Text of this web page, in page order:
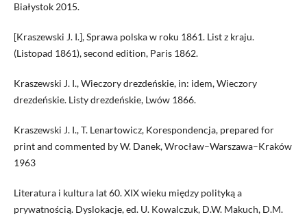
Białystok 2015.
[Kraszewski J. I.], Sprawa polska w roku 1861. List z kraju.
(Listopad 1861), second edition, Paris 1862.
Kraszewski J. I., Wieczory drezdeńskie, in: idem, Wieczory
drezdeńskie. Listy drezdeńskie, Lwów 1866.
Kraszewski J. I., T. Lenartowicz, Korespondencja, prepared for
print and commented by W. Danek, Wrocław–Warszawa–Kraków
1963
Literatura i kultura lat 60. XIX wieku między polityką a
prywatnością. Dyslokacje, ed. U. Kowalczuk, D.W. Makuch, D.M.